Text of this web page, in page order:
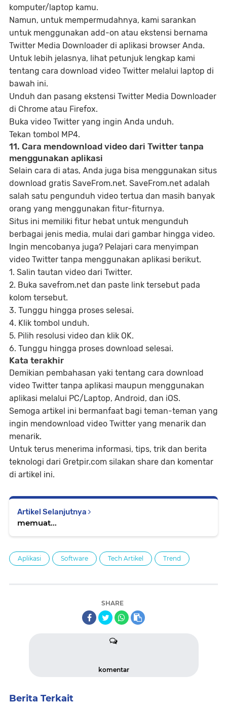
komputer/laptop kamu.
Namun, untuk mempermudahnya, kami sarankan
untuk menggunakan add-on atau ekstensi bernama
Twitter Media Downloader di aplikasi browser Anda.
Untuk lebih jelasnya, lihat petunjuk lengkap kami
tentang cara download video Twitter melalui laptop di
bawah ini.
Unduh dan pasang ekstensi Twitter Media Downloader
di Chrome atau Firefox.
Buka video Twitter yang ingin Anda unduh.
Tekan tombol MP4.
11. Cara mendownload video dari Twitter tanpa
menggunakan aplikasi
Selain cara di atas, Anda juga bisa menggunakan situs
download gratis SaveFrom.net. SaveFrom.net adalah
salah satu pengunduh video tertua dan masih banyak
orang yang menggunakan fitur-fiturnya.
Situs ini memiliki fitur hebat untuk mengunduh
berbagai jenis media, mulai dari gambar hingga video.
Ingin mencobanya juga? Pelajari cara menyimpan
video Twitter tanpa menggunakan aplikasi berikut.
1. Salin tautan video dari Twitter.
2. Buka savefrom.net dan paste link tersebut pada
kolom tersebut.
3. Tunggu hingga proses selesai.
4. Klik tombol unduh.
5. Pilih resolusi video dan klik OK.
6. Tunggu hingga proses download selesai.
Kata terakhir
Demikian pembahasan yaki tentang cara download
video Twitter tanpa aplikasi maupun menggunakan
aplikasi melalui PC/Laptop, Android, dan iOS.
Semoga artikel ini bermanfaat bagi teman-teman yang
ingin mendownload video Twitter yang menarik dan
menarik.
Untuk terus menerima informasi, tips, trik dan berita
teknologi dari Gretpir.com silakan share dan komentar
di artikel ini.
Artikel Selanjutnya
memuat...
Aplikasi Software Tech Artikel Trend
SHARE
komentar
Berita Terkait